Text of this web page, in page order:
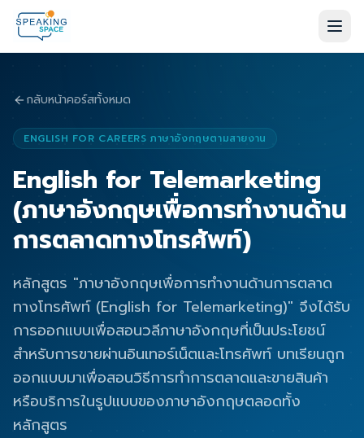
กลับหน้าคอร์สทั้งหมด
ENGLISH FOR CAREERS ภาษาอังกฤษตามสายงาน
English for Telemarketing
(ภาษาอังกฤษเพื่อการทำงานด้าน
การตลาดทางโทรศัพท์)
หลักสูตร "ภาษาอังกฤษเพื่อการทำงานด้านการตลาด
ทางโทรศัพท์ (English for Telemarketing)" จึงได้รับ
การออกแบบเพื่อสอนวลีภาษาอังกฤษที่เป็นประโยชน์
สำหรับการขายผ่านอินเทอร์เน็ตและโทรศัพท์ บทเรียนถูก
ออกแบบมาเพื่อสอนวิธีการทำการตลาดและขายสินค้า
หรือบริการในรูปแบบของภาษาอังกฤษตลอดทั้ง
หลักสูตร